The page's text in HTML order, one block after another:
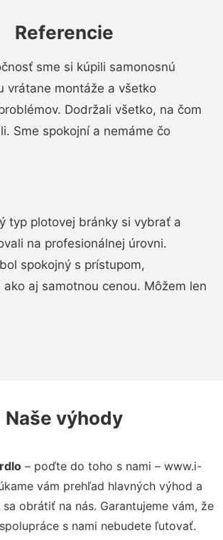
Referencie
sme si kúpili samonosnú
vrátane montáže a všetko
Dodržali všetko, na čom
Sme spokojní a nemáme čo
typ plotovej bránky si vybrať a
na profesionálnej úrovni.
spokojný s prístupom,
ako aj samotnou cenou. Môžem len
Naše výhody
– poďte do toho s nami – www.i-
vám prehľad hlavných výhod a
obrátiť na nás. Garantujeme vám, že
s nami nebudete ľutovať.